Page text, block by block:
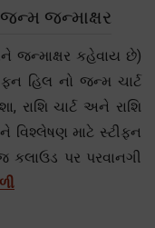
જન્માક્ષર
જન્માક્ષર કહેવાય છે)
હિલ નો જન્મ ચાર્ટ
રાશિ ચાર્ટ અને રાશિ
માટે સ્ટીફન
કલાઉડ પર પરવાનગી